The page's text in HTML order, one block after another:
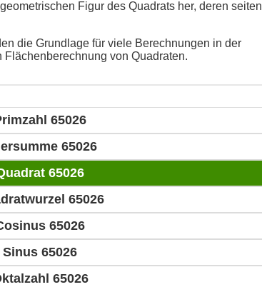
Figur des Quadrats her, deren seiten
die Grundlage für viele Berechnungen in der
von Quadraten.
65026
65026
65026
65026
65026
Sinus 65026
65026